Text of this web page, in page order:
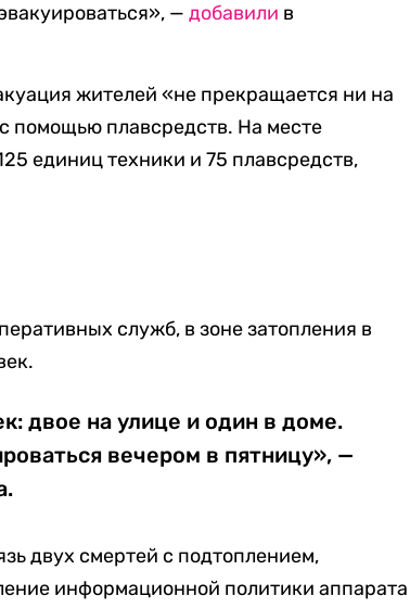
—добавили в
жителей «не прекращается ни на
помощью плавсредств. На месте
единиц техники и 75 плавсредств,
служб, в зоне затопления в
двое на улице и один в доме.
вечером в пятницу», —
двух смертей с подтоплением,
информационной политики аппарата